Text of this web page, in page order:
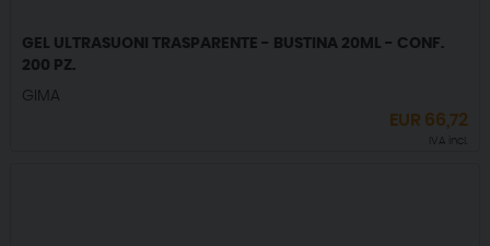
GEL ULTRASUONI TRASPARENTE - BUSTINA 20ML - CONF.
200 PZ.
GIMA
EUR 66,72
IVA incl.